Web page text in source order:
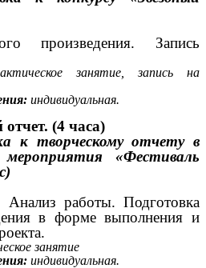
произведения. Запись
занятие, запись на
индивидуальная.
(4 часа)
к творческому отчету в
«Фестиваль
работы. Подготовка
в форме выполнения и
занятие
индивидуальная.